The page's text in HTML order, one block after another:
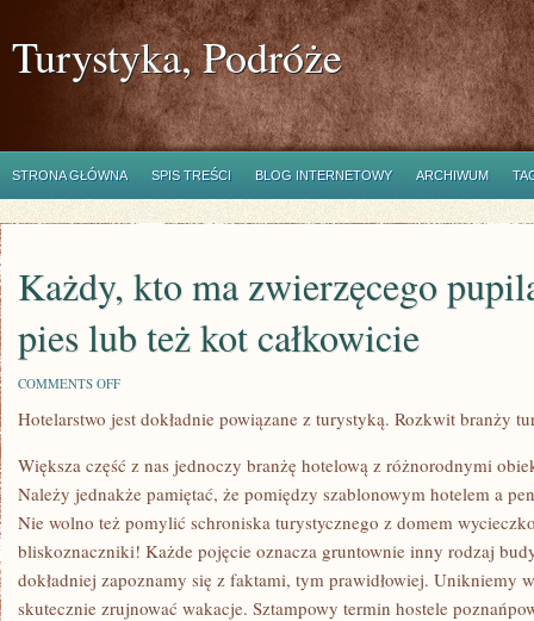
Turystyka, Podróże
STRONA GŁÓWNA SPIS TREŚCI BLOG INTERNETOWY ARCHIWUM
Każdy, kto ma zwierzęcego
pies lub też kot całkowicie
COMMENTS OFFON
KTO
PUPILA,
JAKIM
JEST
PIES
LUB
TEŻ
KOT
CAŁKOWICIE
Hotelarstwo jest dokładnie powiązane z turystyką. Rozkwit branży
Większa część z nas jednoczy branżę hotelową z różnorodnymi
Należy jednakże pamiętać, że pomiędzy szablonowym hotelem a
Nie wolno też pomylić schroniska turystycznego z domem
bliskoznaczniki! Każde pojęcie oznacza gruntownie inny rodzaj
dokładniej zapoznamy się z faktami, tym prawidłowiej. Unikniemy
skutecznie zrujnować wakacje. Sztampowy termin hostele